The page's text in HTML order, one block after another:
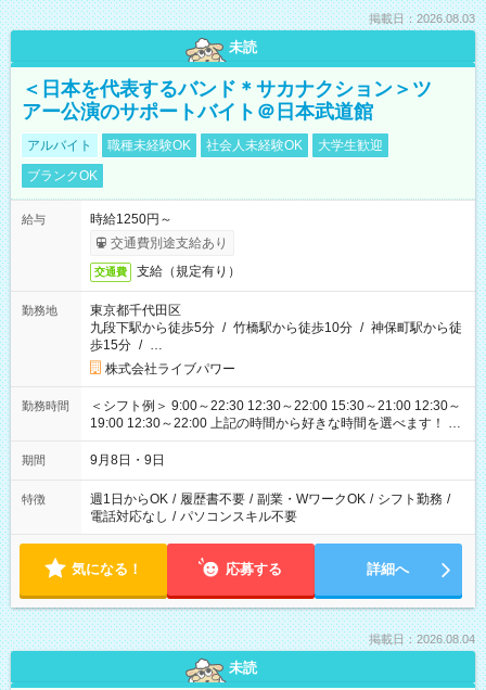
掲載日：2026.08.03
未読
＜日本を代表するバンド＊サカナクション＞ツ
アー公演のサポートバイト＠日本武道館
アルバイト 職種未経験OK 社会人未経験OK
大学生歓迎
ブランクOK
給与
時給1250円～
交通費別途支給あり
交通費 支給（規定有り）
勤務地
東京都千代田区
九段下駅から徒歩5分 / 竹橋駅から徒歩10分 / 神保町駅から徒
歩15分 / …
株式会社ライブパワー
勤務時間
＜シフト例＞ 9:00～22:30 12:30～22:00 15:30～21:00 12:30～
19:00 12:30～22:00 上記の時間から好きな時間を選べます！ ※
時間は変更となる可能性があります
期間 9月8日・9日
特徴 週1日からOK / 履歴書不要 / 副業・WワークOK / シフト勤務 /
電話対応なし / パソコンスキル不要
気になる！ 応募する 詳細へ
掲載日：2026.08.04
未読